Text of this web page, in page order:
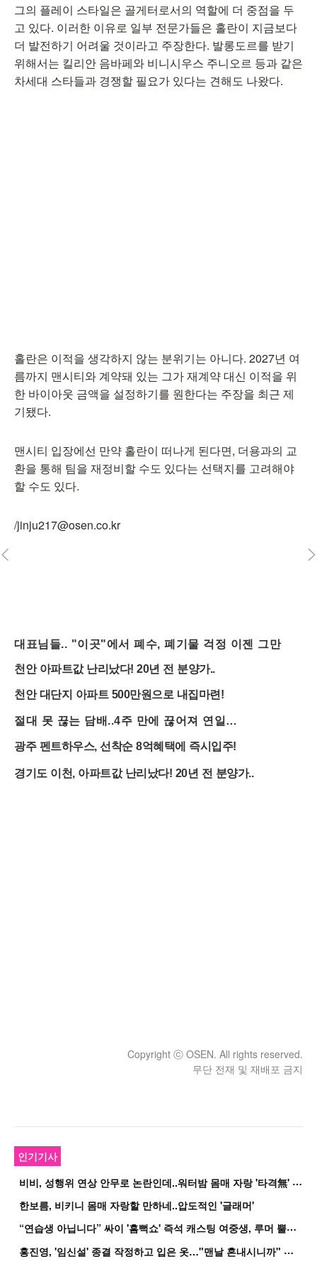
그의 플레이 스타일은 골게터로서의 역할에 더 중점을 두
고 있다. 이러한 이유로 일부 전문가들은 홀란이 지금보다
더 발전하기 어려울 것이라고 주장한다. 발롱도르를 받기
위해서는 킬리안 음바페와 비니시우스 주니오르 등과 같은
차세대 스타들과 경쟁할 필요가 있다는 견해도 나왔다.
홀란은 이적을 생각하지 않는 분위기는 아니다. 2027년 여
름까지 맨시티와 계약돼 있는 그가 재계약 대신 이적을 위
한 바이아웃 금액을 설정하기를 원한다는 주장을 최근 제
기됐다.
맨시티 입장에선 만약 홀란이 떠나게 된다면, 더용과의 교
환을 통해 팀을 재정비할 수도 있다는 선택지를 고려해야
할 수도 있다.
/jinju217@osen.co.kr
Copyright ⓒ OSEN. All rights reserved.
무단 전재 및 재배포 금지
인기기사
비
비, 성행위 연상 안무로 논란인데..워터밤 몸매 자랑 '타격無' 근황
한보름, 비키니 몸매 자랑할 만하네..압도적인 '글래머'
“
연습생 아닙니다” 싸이 '흠뻑쇼' 즉석 캐스팅 여중생, 루머 뿔났다[Oh!쎈 이...
홍
진영, '임신설' 종결 작정하고 입은 옷…"맨날 혼내시니까" 억울